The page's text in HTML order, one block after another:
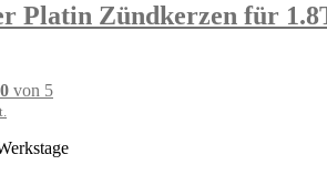
Platin Zündkerzen für
von 5